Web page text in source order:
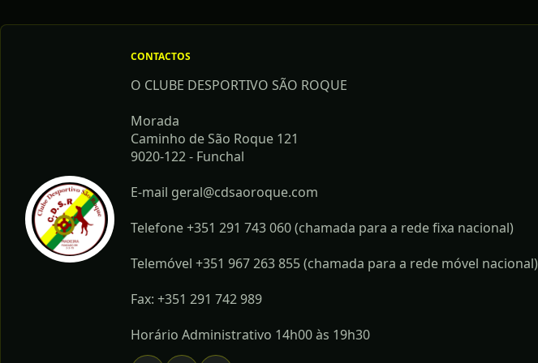
CONTACTOS
O CLUBE DESPORTIVO SÃO ROQUE
Morada
Caminho de São Roque 121
9020-122 - Funchal
E-mail geral@cdsaoroque.com
Telefone +351 291 743 060 (chamada para a rede fixa nacional)
Telemóvel +351 967 263 855 (chamada para a rede móvel nacional)
Fax: +351 291 742 989
Horário Administrativo 14h00 às 19h30